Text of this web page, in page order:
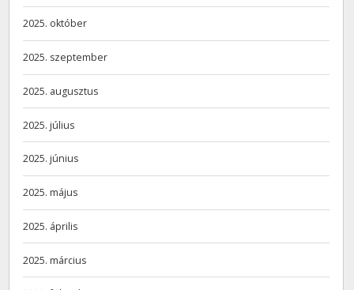
2025. október
2025. szeptember
2025. augusztus
2025. július
2025. június
2025. május
2025. április
2025. március